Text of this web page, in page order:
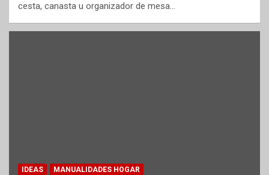
cesta, canasta u organizador de mesa…
IDEAS MANUALIDADES HOGAR